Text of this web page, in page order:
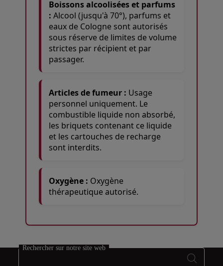
Boissons alcoolisées et parfums
: Alcool (jusqu'à 70°), parfums et
eaux de Cologne sont autorisés
sous réserve de limites de volume
strictes par récipient et par
passager.
Articles de fumeur : Usage
personnel uniquement. Le
combustible liquide non absorbé,
les briquets contenant ce liquide
et les cartouches de recharge
sont interdits.
Oxygène : Oxygène
thérapeutique autorisé.
Rechercher sur notre site web